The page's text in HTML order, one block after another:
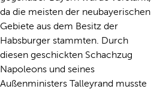
da die meisten der neubayerischen
Gebiete aus dem Besitz der
Habsburger stammten. Durch
diesen geschickten Schachzug
Napoleons und seines
Außenministers Talleyrand musste